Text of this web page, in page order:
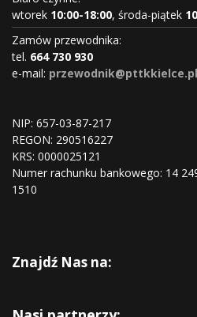
wtorek 10:00-18:00, środa-piątek
Zamów przewodnika:
tel. 664 730 930
e-mail: przewodnik@pttkkielce.pl
NIP: 657-03-87-217
REGON: 290516227
KRS: 0000025121
Numer rachunku bankowego: 14
1510
Znajdź Nas na: